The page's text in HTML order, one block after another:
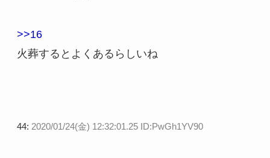
>>16
火葬するとよくあるらしいね
44: 2020/01/24(金) 12:32:01.25 ID:PwGh1YV90